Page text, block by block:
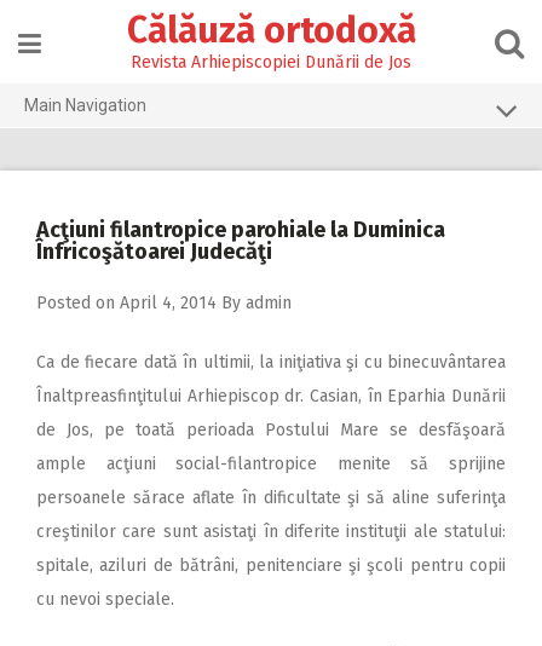
content
Călăuză ortodoxă
Revista Arhiepiscopiei Dunării de Jos
Main Navigation
2025
2022
2021
2020
2019
2017
Acţiuni filantropice parohiale la Duminica
Înfricoşătoarei Judecăţi
Posted on April 4, 2014 By admin
Ca de fiecare dată în ultimii, la iniţiativa şi cu binecuvântarea
Înaltpreasfinţitului Arhiepiscop dr. Casian, în Eparhia Dunării
de Jos, pe toată perioada Postului Mare se desfăşoară
ample acţiuni social-filantropice menite să sprijine
persoanele sărace aflate în dificultate şi să aline suferinţa
creştinilor care sunt asistaţi în diferite instituţii ale statului:
spitale, aziluri de bătrâni, penitenciare şi şcoli pentru copii
cu nevoi speciale.